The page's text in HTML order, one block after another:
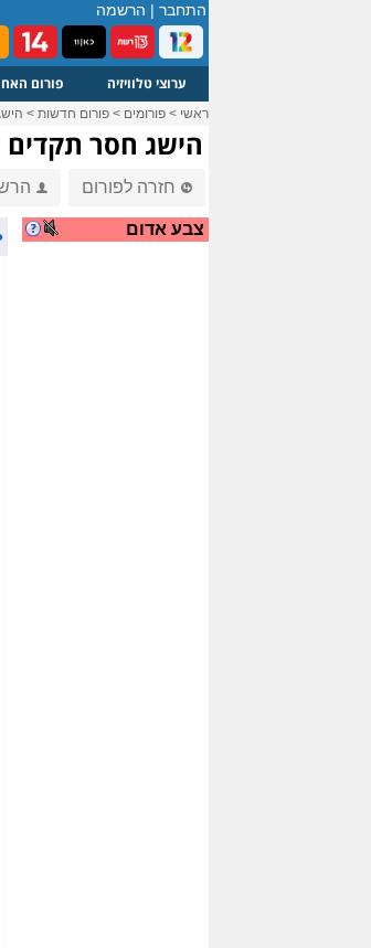
התחבר | הרשמה
ערוצי טלוויזיה פורום
ראשי > פורומים > פורום חדשות >
הישג חסר תקדים
חזרה לפורום
צבע אדום